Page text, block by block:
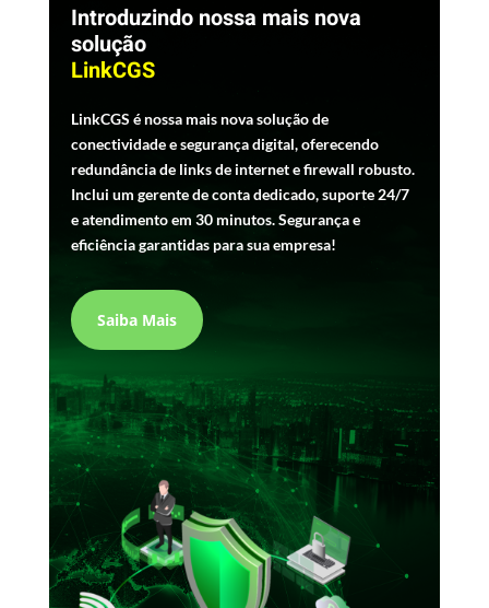
Introduzindo nossa mais nova
solução
LinkCGS
LinkCGS é nossa mais nova solução de
conectividade e segurança digital, oferecendo
redundância de links de internet e firewall robusto.
Inclui um gerente de conta dedicado, suporte 24/7
e atendimento em 30 minutos. Segurança e
eficiência garantidas para sua empresa!
Saiba Mais